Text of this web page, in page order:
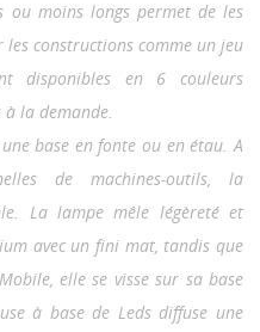
ou moins longs permet de les
constructions comme un jeu
disponibles en 6 couleurs
la demande.
base en fonte ou en étau. A
de machines-outils, la
La lampe mêle légèreté et
avec un fini mat, tandis que
elle se visse sur sa base
à base de Leds diffuse une